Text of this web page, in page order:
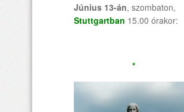
Június 13-án, szombaton,
Stuttgartban 15.00 órakor:
*